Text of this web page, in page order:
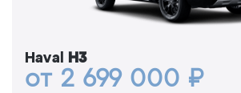
Haval H3
от 2 699 000 ₽